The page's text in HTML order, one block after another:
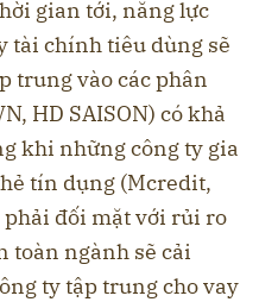
gian tới, năng lực
tài chính tiêu dùng sẽ
trung vào các phân
HD SAISON) có khả
khi những công ty gia
tín dụng (Mcredit,
phải đối mặt với rủi ro
toàn ngành sẽ cải
ty tập trung cho vay